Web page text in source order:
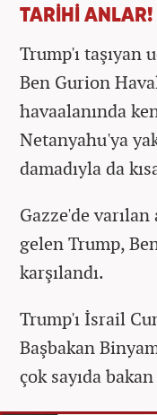
TARİHİ ANLAR!
Trump'ı taşıyan
Ben Gurion
havaalanında
Netanyahu'ya
damadıyla da
Gazze'de
gelen Trump,
karşılandı.
Trump'ı İsrail
Başbakan
çok sayıda